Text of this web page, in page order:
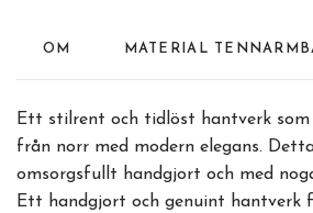
OM MATERIAL
Ett stilrent och tidlöst hantverk
från norr med modern elegans.
omsorgsfullt handgjort och med
Ett handgjort och genuint hantverk